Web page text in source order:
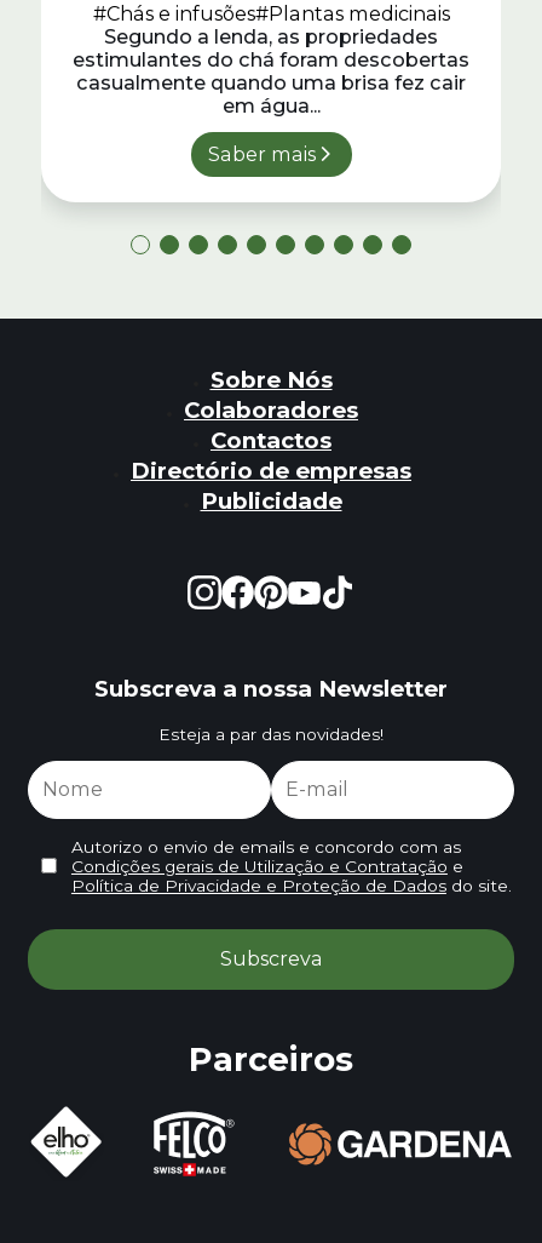
#Chás e infusões#Plantas medicinais
Segundo a lenda, as propriedades
estimulantes do chá foram descobertas
casualmente quando uma brisa fez cair
em água...
Saber mais
Sobre Nós
Colaboradores
Contactos
Directório de empresas
Publicidade
Subscreva a nossa Newsletter
Esteja a par das novidades!
Autorizo o envio de emails e concordo com as
Condições gerais de Utilização e Contratação e
Política de Privacidade e Proteção de Dadosdo site.
Parceiros